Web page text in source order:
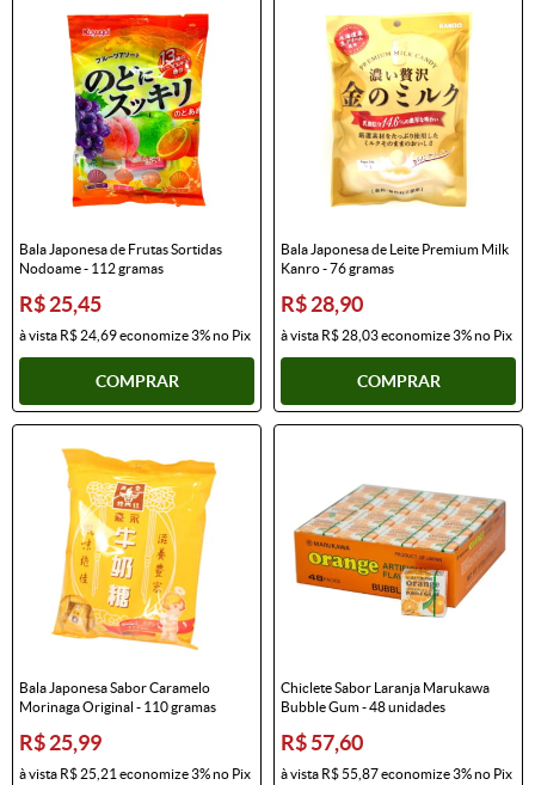
Bala Japonesa de Frutas Sortidas
Nodoame - 112 gramas
R$ 25,45
à vista R$ 24,69economize3%no Pix
COMPRAR
Bala Japonesa de Leite Premium Milk
Kanro - 76 gramas
R$ 28,90
à vista R$ 28,03economize3%no Pix
COMPRAR
Bala Japonesa Sabor Caramelo
Morinaga Original - 110 gramas
R$ 25,99
à vista R$ 25,21 economize3%no Pix
Chiclete Sabor Laranja Marukawa
Bubble Gum - 48 unidades
R$ 57,60
à vista R$ 55,87economize3%no Pix